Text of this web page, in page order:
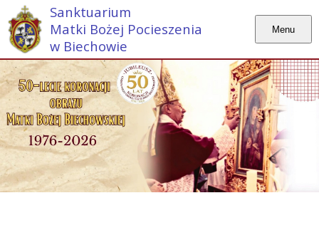
Sanktuarium
Matki Bożej Pocieszenia
w Biechowie
Menu